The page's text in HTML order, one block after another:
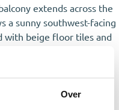
Over
extends across the
a sunny southwest-facing
with beige floor tiles and
heating.
laminate flooring
The bathroom is